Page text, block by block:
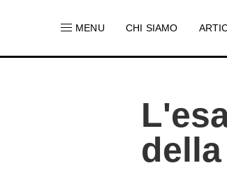
MENU CHI SIAMO